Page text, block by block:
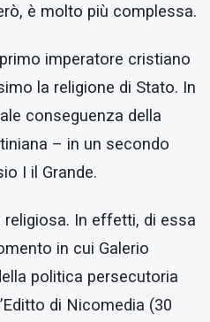
è molto più complessa.
imperatore cristiano
la religione di Stato. In
conseguenza della
– in un secondo
I il Grande.
In effetti, di essa
in cui Galerio
politica persecutoria
di Nicomedia (30